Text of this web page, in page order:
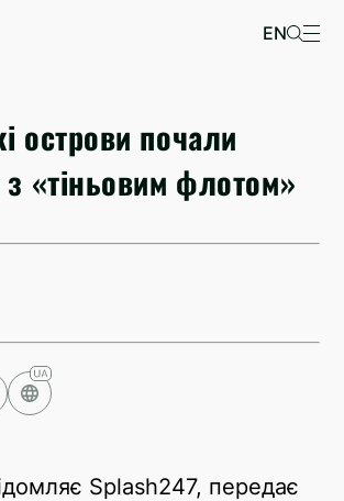
EN
острови почали
«тіньовим флотом»
Splash247, передає